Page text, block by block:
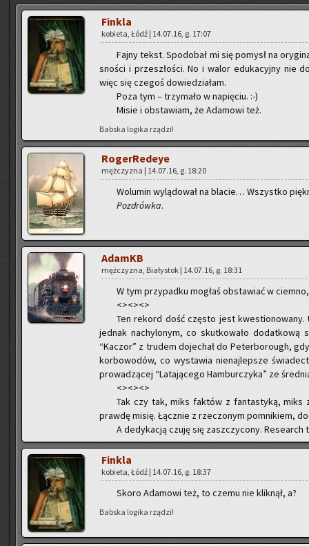
Fin­kla
ko­bie­ta, Łódź | 14.07.16, g. 17:07
Fajny tekst. Spodo­bał mi się po­mysł na
sno­ści i prze­szło­ści. No i walor edu­ka­cyj­ny nie
więc się cze­goś do­wie­dzia­łam.
Poza tym – trzy­ma­ło w na­pię­ciu. :-)
Misie i ob­sta­wiam, że Ada­mo­wi też.
Bab­ska lo­gi­ka rzą­dzi!
Ro­ger­Re­deye
męż­czy­zna | 14.07.16, g. 18:20
Wo­lu­min wy­lą­do­wał na bla­cie… Wszyst­ko
Po­zdrów­ka.
AdamKB
męż­czy­zna, Bia­ły­stok | 14.07.16, g. 18:31
W tym przy­pad­ku mo­głaś ob­sta­wiać w
<><><>
Ten re­kord dość czę­sto jest
jed­nak na­chy­lo­nym, co skut­ko­wa­ło do­dat­ko­wą
“Ka­czor” z tru­dem do­je­chał do Pe­ter­bo­ro­ugh,
kor­bo­wo­dów, co wy­sta­wia nie­naj­lep­sze
pro­wa­dzą­cej “La­ta­ją­ce­go Ham­bur­czy­ka” ze
<><><>
Tak czy tak, miks fak­tów z fan­ta­sty­ką,
praw­dę misię. Łącz­nie z rze­czo­nym po­mni­kiem,
A de­dy­ka­cją czuję się za­szczy­co­ny.
Fin­kla
ko­bie­ta, Łódź | 14.07.16, g. 18:37
Skoro Ada­mo­wi też, to czemu nie klik­nął, a?
Bab­ska lo­gi­ka rzą­dzi!